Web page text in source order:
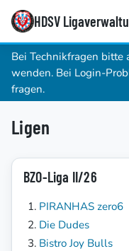
HDSV
Bei Technikfragen bitte
wenden. Bei Login-
fragen.
Ligen
BZO-Liga II/26
PIRANHAS zero6
Die Dudes
Bistro Joy Bulls